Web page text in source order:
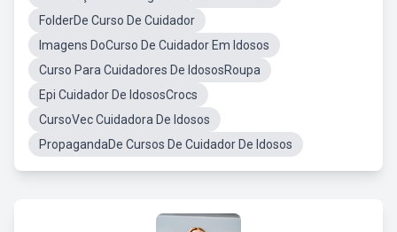
FolderDe Curso De Cuidador
Imagens DoCurso De Cuidador Em Idosos
Curso Para Cuidadores De IdososRoupa
Epi Cuidador De IdososCrocs
CursoVec Cuidadora De Idosos
PropagandaDe Cursos De Cuidador De Idosos